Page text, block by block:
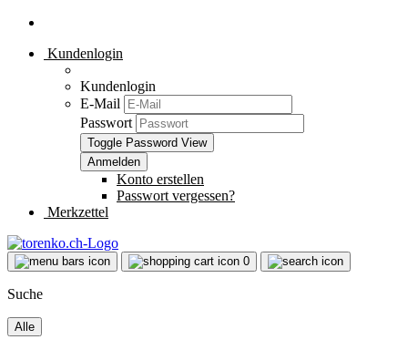
Kundenlogin
Kundenlogin
E-Mail
Passwort
Toggle Password View
Konto erstellen
Passwort vergessen?
Merkzettel
0
Suche
Alle